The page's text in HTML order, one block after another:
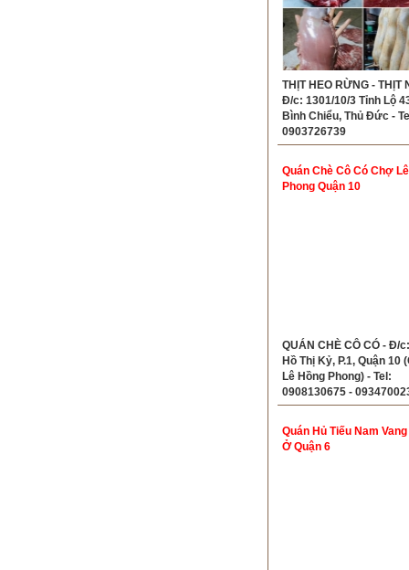
THỊT HEO RỪNG - THỊT
Đ/c: 1301/10/3 Tỉnh Lộ
Bình Chiểu, Thủ Đức -
0903726739
Quán Chè Cô Có Chợ
Phong Quận 10
QUÁN CHÈ CÔ CÓ - Đ/
Hồ Thị Kỷ, P.1, Quận 10
Lê Hồng Phong) - Tel:
0908130675 -
Quán Hủ Tiếu Nam
Ở Quận 6